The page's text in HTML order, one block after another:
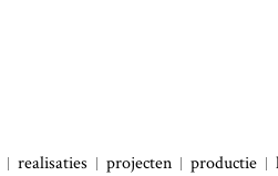
realisaties projecten productie